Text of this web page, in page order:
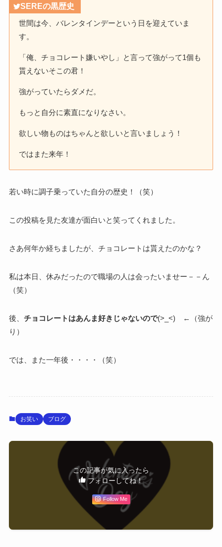
SEREの黒歴史
世間は今、バレンタインデーという日を迎えていま
す。
「俺、チョコレート嫌いやし」と言って強がって1個も
貰えないそこの君！
強がっていたらダメだ。
もっと自分に素直になりなさい。
欲しい物ものはちゃんと欲しいと言いましょう！
ではまた来年！
若い時に調子乗っていた自分の歴史！（笑）
この投稿を見た友達が面白いと笑ってくれました。
さあ何年か経ちましたが、チョコレートは貰えたのかな？
私は本日、休みだったので職場の人は会ったいませー－－ん
（笑）
後、 チョコレートはあんま好きじゃないので(>_<) ←（強が
り）
では、また一年後・・・・（笑）
お笑い ブログ
この記事が気に入ったら
フォローしてね！
Follow Me